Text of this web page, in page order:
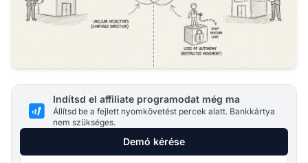
Indítsd el affiliate programodat még ma
Állítsd be a fejlett nyomkövetést percek alatt. Bankkártya
nem szükséges.
Demó kérése